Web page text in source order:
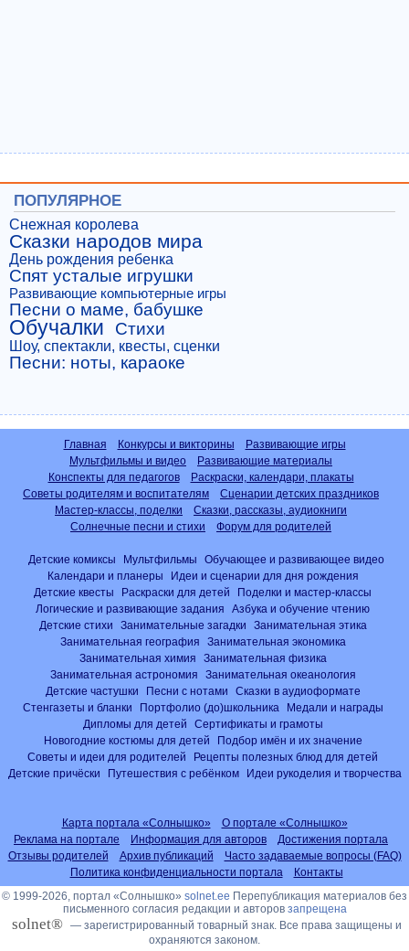
ПОПУЛЯРНОЕ
Снежная королева
Сказки народов мира
День рождения ребенка
Спят усталые игрушки
Развивающие компьютерные игры
Песни о маме, бабушке
Обучалки Стихи
Шоу, спектакли, квесты, сценки
Песни: ноты, караоке
Главная Конкурсы и викторины
Развивающие игры
Мультфильмы и видео
Развивающие материалы
Конспекты для педагогов
Раскраски, календари, плакаты
Советы родителям и воспитателям
Сценарии детских праздников
Мастер-классы, поделки
Сказки, рассказы, аудиокниги
Солнечные песни и стихи
Форум для родителей
Детские комиксы Мультфильмы
Обучающее и развивающее видео
Календари и планеры
Идеи и сценарии для дня рождения
Детские квесты
Раскраски для детей
Поделки и мастер-классы
Логические и развивающие задания
Азбука и обучение чтению
Детские стихи
Занимательные загадки
Занимательная этика
Занимательная география
Занимательная экономика
Занимательная химия
Занимательная физика
Занимательная астрономия
Занимательная океанология
Детские частушки
Песни с нотами
Сказки в аудиоформате
Стенгазеты и бланки
Портфолио (до)школьника
Медали и награды
Дипломы для детей
Сертификаты и грамоты
Новогодние костюмы для детей
Подбор имён и их значение
Советы и идеи для родителей
Рецепты полезных блюд для детей
Детские причёски
Путешествия с ребёнком Идеи рукоделия и творчества
Карта портала «Солнышко»
О портале «Солнышко»
Реклама на портале
Информация для авторов
Достижения портала
Отзывы родителей
Архив публикаций
Часто задаваемые вопросы (FAQ)
Политика конфиденциальности портала
Контакты
© 1999-2026, портал «Солнышко» solnet.ee Перепубликация материалов без
письменного согласия редакции и авторов запрещена
solnet® — зарегистрированный товарный знак. Все права защищены и
охраняются законом.